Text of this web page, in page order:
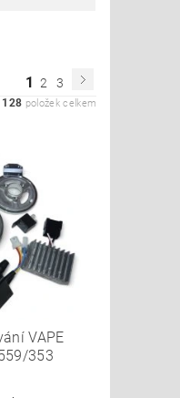
1 2 3
128 položek celkem
VAPE
353